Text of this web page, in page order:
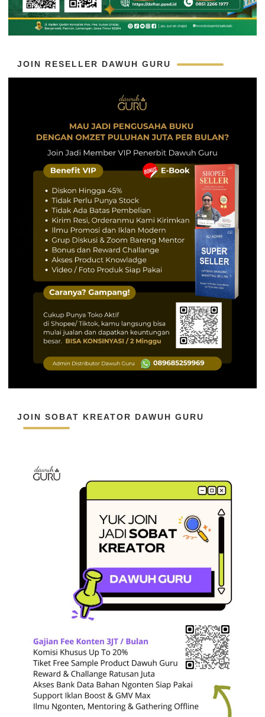
JOIN RESELLER DAWUH GURU
JOIN SOBAT KREATOR DAWUH GURU